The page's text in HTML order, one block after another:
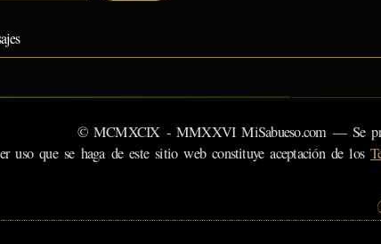
© MCMXCIX - MMXXVI MiSabueso.com — Se
uso que se haga de este sitio web constituye aceptación de los